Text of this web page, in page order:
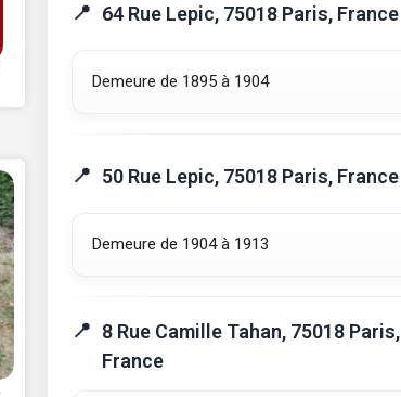
64 Rue Lepic, 75018 Paris, France
Demeure de 1895 à 1904
50 Rue Lepic, 75018 Paris, France
Demeure de 1904 à 1913
8 Rue Camille Tahan, 75018 Paris,
France